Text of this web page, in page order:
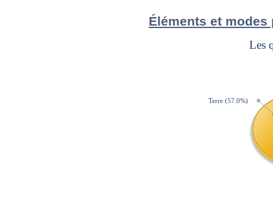
Éléments et